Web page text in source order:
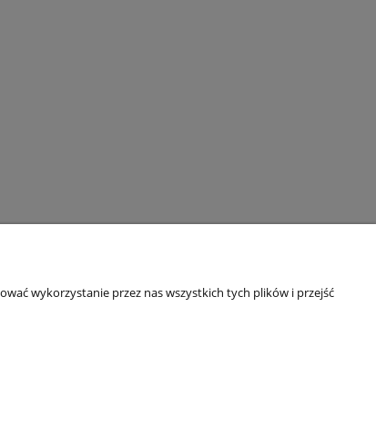
wykorzystanie przez nas wszystkich tych plików i przejść